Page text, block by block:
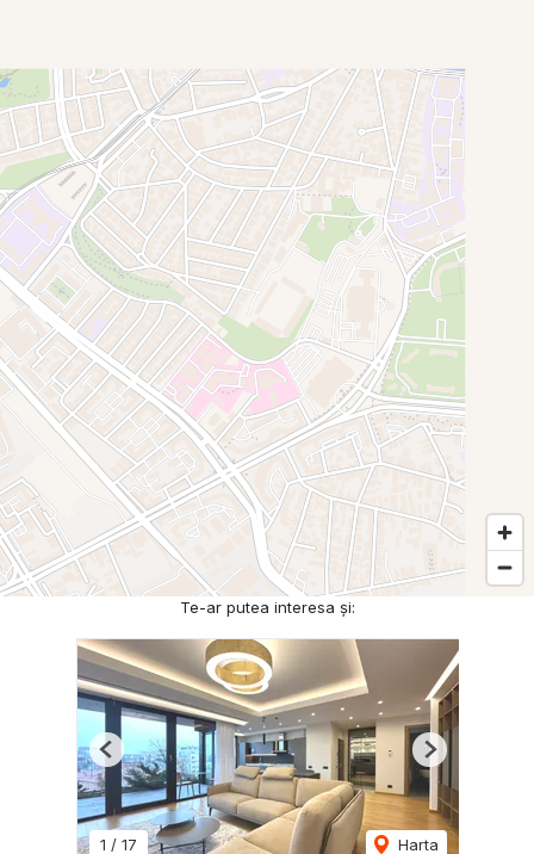
Te-ar putea interesa și:
1 / 17 Harta
Previous Next